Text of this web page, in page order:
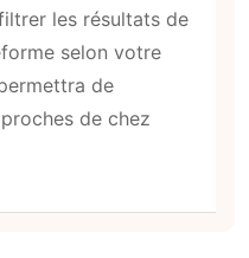
les résultats de
selon votre
de
de chez